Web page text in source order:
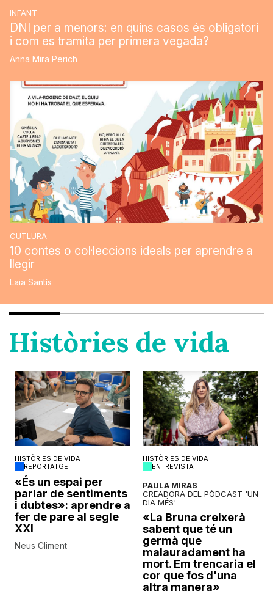
INFANT
DNI per a menors: en quins casos és obligatori
i com es tramita per primera vegada?
Anna Mira Perich
CUTLURA
10 contes o col·leccions ideals per aprendre a
llegir
Laia Santís
Històries de vida
HISTÒRIES DE VIDA
REPORTATGE
«És un espai per
parlar de sentiments
i dubtes»: aprendre a
fer de pare al segle
XXI
Neus Climent
HISTÒRIES DE VIDA
ENTREVISTA
PAULA MIRAS
CREADORA DEL PÒDCAST 'UN
DIA MÉS'
«La Bruna creixerà
sabent que té un
germà que
malauradament ha
mort. Em trencaria el
cor que fos d'una
altra manera»